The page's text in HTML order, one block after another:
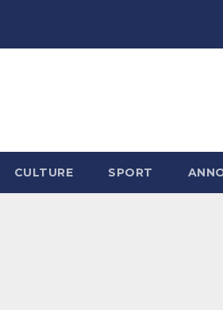
CULTURE SPORT